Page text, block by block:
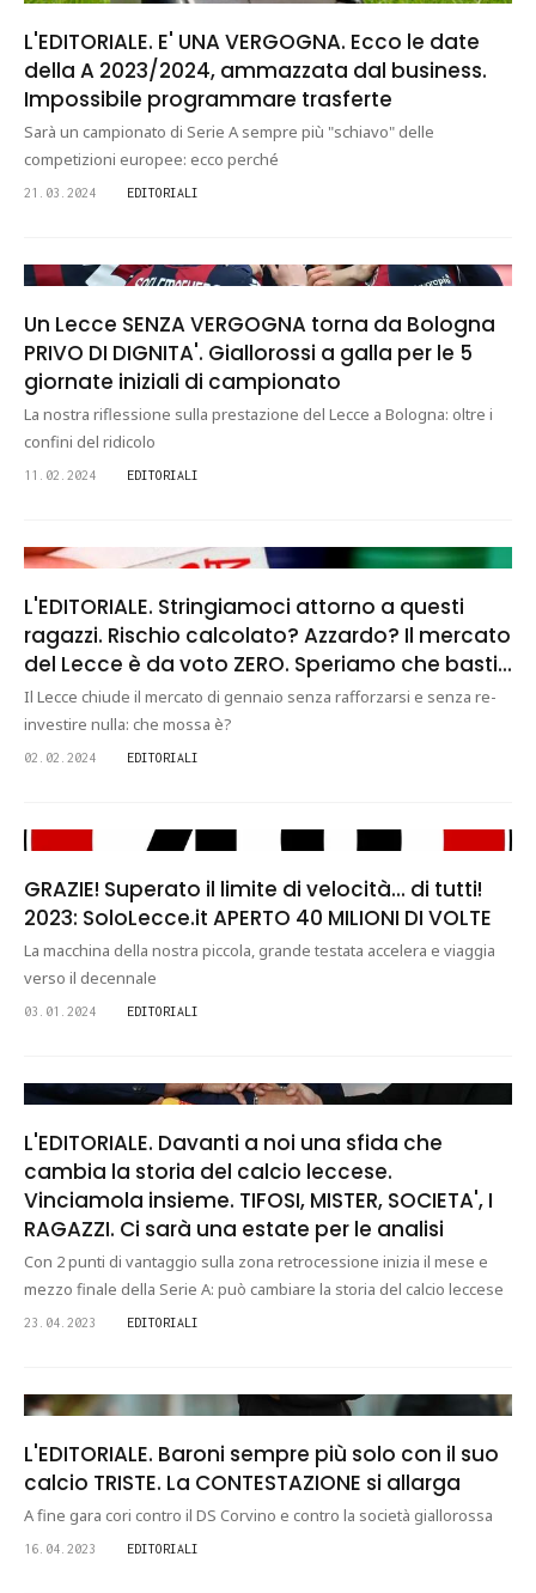
L'EDITORIALE. E' UNA VERGOGNA. Ecco le date
della A 2023/2024, ammazzata dal business.
Impossibile programmare trasferte
Sarà un campionato di Serie A sempre più "schiavo" delle
competizioni europee: ecco perché
21.03.2024 EDITORIALI
Un Lecce SENZA VERGOGNA torna da Bologna
PRIVO DI DIGNITA'. Giallorossi a galla per le 5
giornate iniziali di campionato
La nostra riflessione sulla prestazione del Lecce a Bologna: oltre i
confini del ridicolo
11.02.2024 EDITORIALI
L'EDITORIALE. Stringiamoci attorno a questi
ragazzi. Rischio calcolato? Azzardo? Il mercato
del Lecce è da voto ZERO. Speriamo che basti...
Il Lecce chiude il mercato di gennaio senza rafforzarsi e senza re-
investire nulla: che mossa è?
02.02.2024 EDITORIALI
GRAZIE! Superato il limite di velocità... di tutti!
2023: SoloLecce.it APERTO 40 MILIONI DI VOLTE
La macchina della nostra piccola, grande testata accelera e viaggia
verso il decennale
03.01.2024 EDITORIALI
L'EDITORIALE. Davanti a noi una sfida che
cambia la storia del calcio leccese.
Vinciamola insieme. TIFOSI, MISTER, SOCIETA', I
RAGAZZI. Ci sarà una estate per le analisi
Con 2 punti di vantaggio sulla zona retrocessione inizia il mese e
mezzo finale della Serie A: può cambiare la storia del calcio leccese
23.04.2023 EDITORIALI
L'EDITORIALE. Baroni sempre più solo con il suo
calcio TRISTE. La CONTESTAZIONE si allarga
A fine gara cori contro il DS Corvino e contro la società giallorossa
16.04.2023 EDITORIALI